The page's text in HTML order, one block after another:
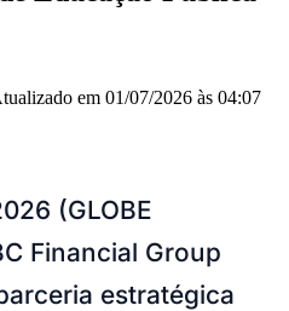
Chácaras Marco
IracemaJardim ItaquitiJardim
Santa LuziaParque Viana
SolVila BarrosVila Boa Vista
Vila Nossa Sra. da
em 01/07/2026 às 04:07
(GLOBE
Financial Group
estratégica